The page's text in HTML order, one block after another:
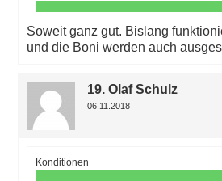
Soweit ganz gut. Bislang
und die Boni werden auch
19. Olaf Schulz
06.11.2018
Konditionen